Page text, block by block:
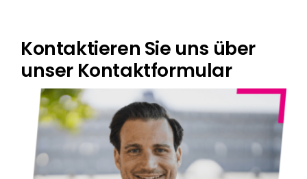
Kontaktieren Sie uns über
unser Kontaktformular